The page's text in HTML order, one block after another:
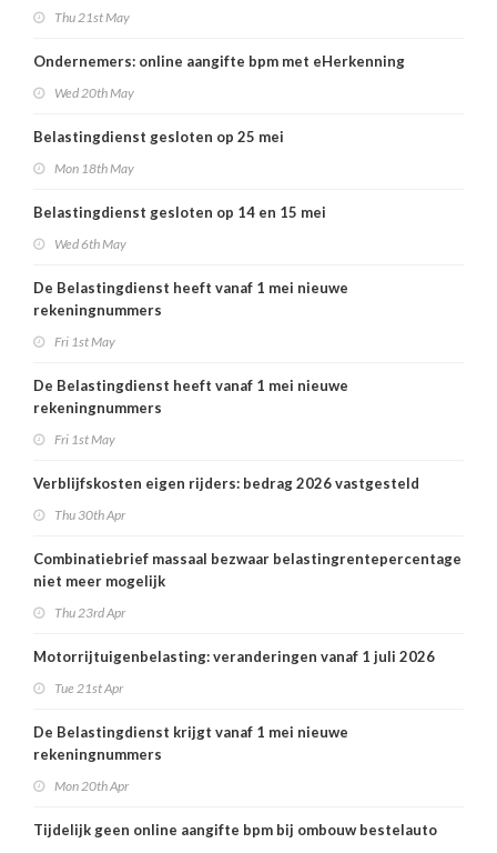
Thu 21st May
Ondernemers: online aangifte bpm met eHerkenning
Wed 20th May
Belastingdienst gesloten op 25 mei
Mon 18th May
Belastingdienst gesloten op 14 en 15 mei
Wed 6th May
De Belastingdienst heeft vanaf 1 mei nieuwe
rekeningnummers
Fri 1st May
De Belastingdienst heeft vanaf 1 mei nieuwe
rekeningnummers
Fri 1st May
Verblijfskosten eigen rijders: bedrag 2026 vastgesteld
Thu 30th Apr
Combinatiebrief massaal bezwaar belastingrentepercentage
niet meer mogelijk
Thu 23rd Apr
Motorrijtuigenbelasting: veranderingen vanaf 1 juli 2026
Tue 21st Apr
De Belastingdienst krijgt vanaf 1 mei nieuwe
rekeningnummers
Mon 20th Apr
Tijdelijk geen online aangifte bpm bij ombouw bestelauto